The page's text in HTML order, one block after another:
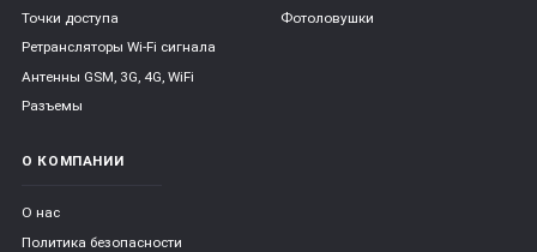
Точки доступа
Ретрансляторы Wi-Fi сигнала
Антенны GSM, 3G, 4G, WiFi
Разъемы
Фотоловушки
О КОМПАНИИ
О нас
Политика безопасности